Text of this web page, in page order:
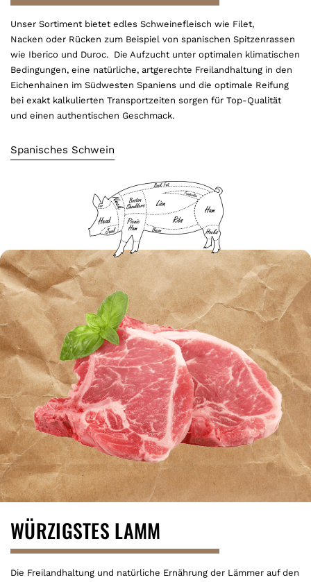
Unser Sortiment bietet edles Schweinefleisch wie Filet,
Nacken oder Rücken zum Beispiel von spanischen Spitzenrassen
wie Iberico und Duroc. Die Aufzucht unter optimalen klimatischen
Bedingungen, eine natürliche, artgerechte Freilandhaltung in den
Eichenhainen im Südwesten Spaniens und die optimale Reifung
bei exakt kalkulierten Transportzeiten sorgen für Top-Qualität
und einen authentischen Geschmack.
Spanisches Schwein
WÜRZIGSTES LAMM
Die Freilandhaltung und natürliche Ernährung der Lämmer auf den